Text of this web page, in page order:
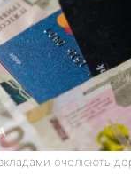
очолюють